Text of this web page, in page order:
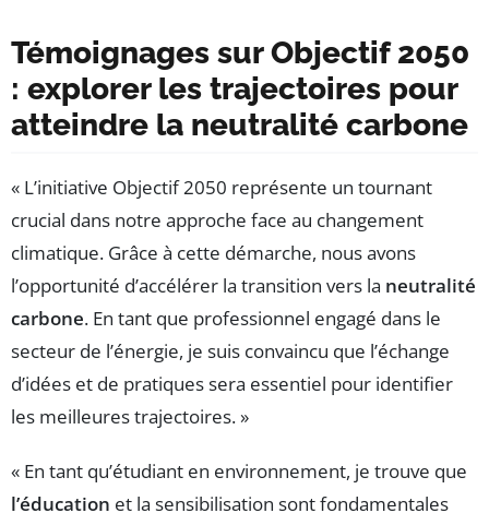
Témoignages sur Objectif 2050
: explorer les trajectoires pour
atteindre la neutralité carbone
« L’initiative Objectif 2050 représente un tournant
crucial dans notre approche face au changement
climatique. Grâce à cette démarche, nous avons
l’opportunité d’accélérer la transition vers la neutralité
carbone. En tant que professionnel engagé dans le
secteur de l’énergie, je suis convaincu que l’échange
d’idées et de pratiques sera essentiel pour identifier
les meilleures trajectoires. »
« En tant qu’étudiant en environnement, je trouve que
l’éducation et la sensibilisation sont fondamentales